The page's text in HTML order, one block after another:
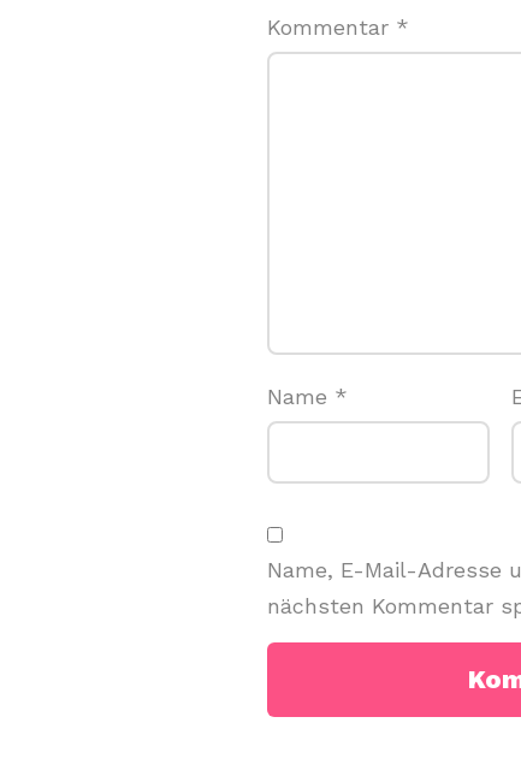
Kommentar *
Name *
Name, E-Mail-Adresse
nächsten Kommentar